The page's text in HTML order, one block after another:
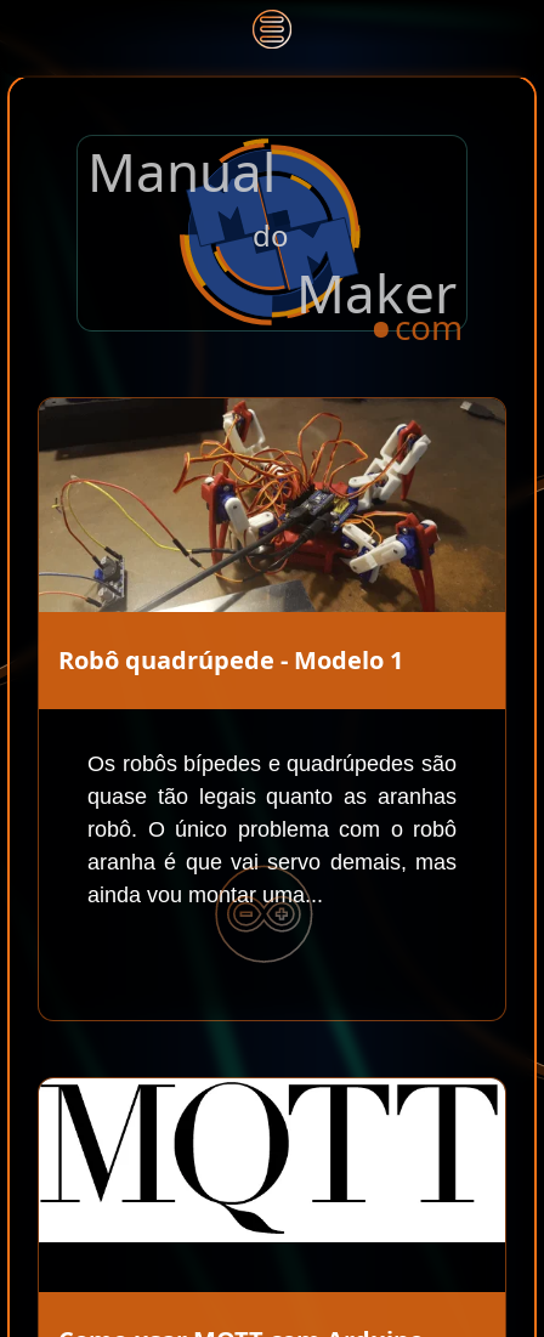
Manual
do
Maker
.com
Robô quadrúpede - Modelo 1
Os robôs bípedes e quadrúpedes são
quase tão legais quanto as aranhas
robô. O único problema com o robô
aranha é que vai servo demais, mas
ainda vou montar uma...